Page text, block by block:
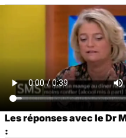
Les réponses avec le Dr
: